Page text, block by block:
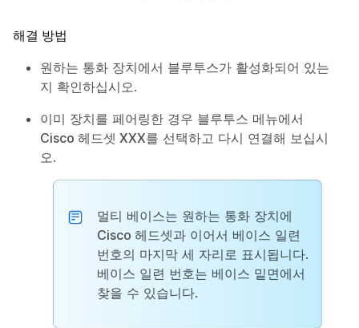
해결 방법
원하는 통화 장치에서 블루투스가 활성화되어 있는
지 확인하십시오.
이미 장치를 페어링한 경우 블루투스 메뉴에서
Cisco 헤드셋 XXX를 선택하고 다시 연결해 보십시
오.
멀티 베이스는 원하는 통화 장치에
Cisco 헤드셋과 이어서 베이스 일련
번호의 마지막 세 자리로 표시됩니다.
베이스 일련 번호는 베이스 밑면에서
찾을 수 있습니다.